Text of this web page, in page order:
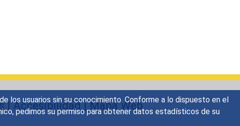
los usuarios sin su conocimiento. Conforme a lo dispuesto en el
pedimos su permiso para obtener datos estadísticos de su
|Accesibilidad|Mapa Web